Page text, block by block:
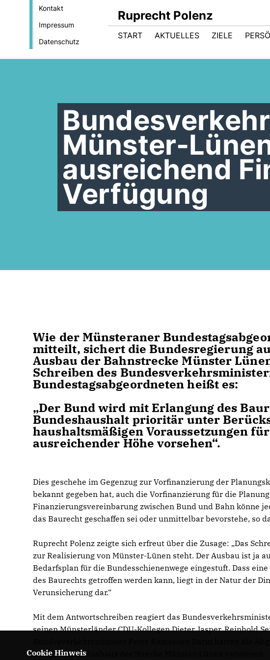
Kontakt
Impressum
Datenschutz
Ruprecht Polenz
START AKTUELLES ZIELE
Münster-
ausreichend
Verfügung
Wie der Münsteraner
mitteilt, sichert die Bundesregierung
Ausbau der Bahnstrecke Münster
Schreiben des
Bundestagsabgeordneten heißt es:
Der Bund wird mit Erlangung des
Bundeshaushalt prioritär unter
haushaltsmäßigen Voraussetzungen
ausreichender Höhe vorsehen“.
Dies geschehe im Gegenzug zur Vorfinanzierung der
bekannt gegeben hat, auch die Vorfinanzierung für die
Finanzierungsvereinbarung zwischen Bund und Bahn könne
das Baurecht geschaffen sei oder unmittelbar bevorstehe, so
Ruprecht Polenz zeigte sich erfreut über die Zusage: „Das
zur Realisierung von Münster-Lünen steht. Der Ausbau ist ja
Bedarfsplan für die Bundesschienenwege eingestuft. Dass
des Baurechts getroffen werden kann, liegt in der Natur der
Verunsicherung dar.“
Mit dem Antwortschreiben reagiert das
seinen Münsterländer CDU-Kollegen Dieter Jasper, Reinhold
zweigleisigen Ausbaus der Strecke Münster-Lünen verwiesen.
Cookie Hinweis